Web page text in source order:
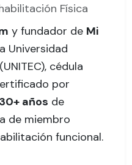
Física
y fundador de Mi
Universidad
cédula
por
30+ años de
de miembro
funcional.